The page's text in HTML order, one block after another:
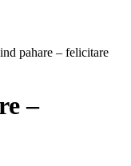
pahare – felicitare
–